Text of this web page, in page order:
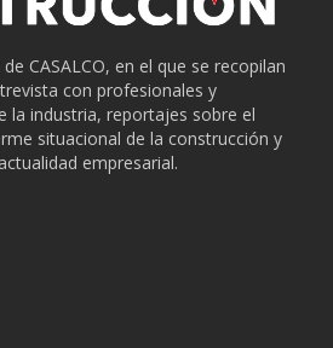
CASALCO, en el que se recopilan
con profesionales y
la industria, reportajes sobre el
situacional de la construcción y
empresarial.